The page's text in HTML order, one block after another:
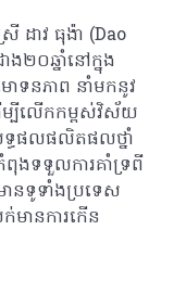
ដាវ ធុង៉ា (Dao
ង២០ឆ្នាំនៅក្នុង
ទនភាព នាំមកនូវ
បីលើកកម្ពស់វិស័យ
ទ្ធផលផលិតផលថ្នាំ
ងទទួលការគាំទ្រពី
នទូទាំងប្រទេស
មានការកើន